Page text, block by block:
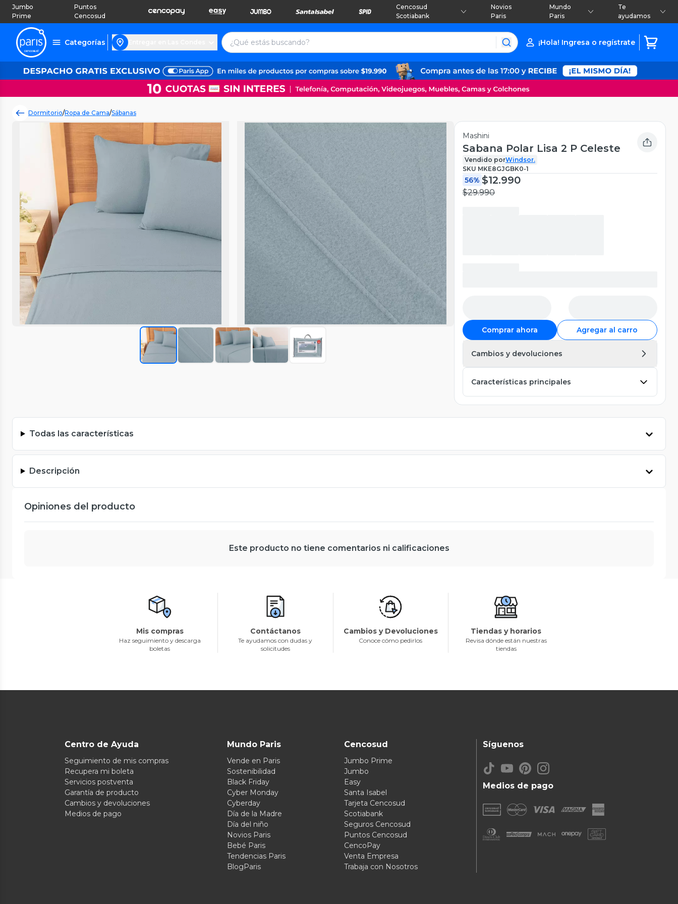
Jumbo
Prime
Puntos
Cencosud
Cencosud
Scotiabank
Novios
Paris
Mundo
Paris
Te
ayudamos
Categorías ¡Hola! Ingresa o regístrate
Dormitorio/Ropa de Cama/Sábanas
Mashini
Sabana Polar Lisa 2 P Celeste
Vendido porWindsor.
SKU MKE8GJGBK0-1
56% $12.990
$29.990
Comprar ahora Agregar al carro
Cambios y devoluciones
Características principales
Todas las características
Descripción
Opiniones del producto
Este producto no tiene comentarios ni calificaciones
Mis compras
Haz seguimiento y descarga
boletas
Contáctanos
Te ayudamos con dudas y
solicitudes
Cambios y Devoluciones
Conoce cómo pedirlos
Tiendas y horarios
Revisa dónde están nuestras
tiendas
Centro de Ayuda
Seguimiento de mis compras
Recupera mi boleta
Servicios postventa
Garantía de producto
Cambios y devoluciones
Medios de pago
Mundo Paris
Vende en Paris
Sostenibilidad
Black Friday
Cyber Monday
Cyberday
Día de la Madre
Día del niño
Novios Paris
Bebé Paris
Tendencias Paris
BlogParis
Cencosud
Jumbo Prime
Jumbo
Easy
Santa Isabel
Tarjeta Cencosud
Scotiabank
Seguros Cencosud
Puntos Cencosud
CencoPay
Venta Empresa
Trabaja con Nosotros
Medios de pago
Síguenos